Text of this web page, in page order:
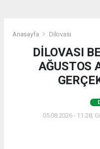
Anasayfa Dilovası
DİLOVASI
AĞUSTOS
05.08.2026 - 11:28,